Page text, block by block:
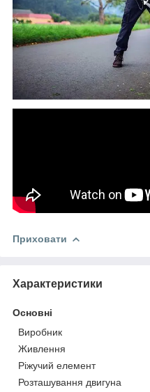
Приховати
Характеристики
Основні
Виробник
Живлення
Ріжучий елемент
Розташування двигуна